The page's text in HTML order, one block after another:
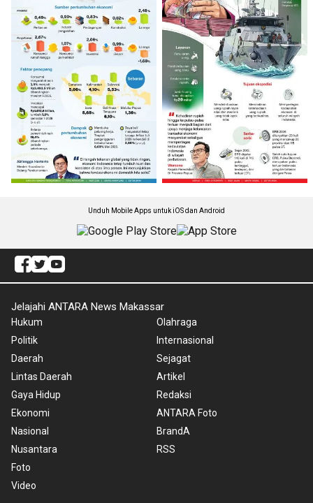
Unduh Mobile Apps untuk iOS dan Android
Jelajahi ANTARA News Makassar
Hukum
Politik
Daerah
Lintas Daerah
Gaya Hidup
Ekonomi
Nasional
Nusantara
Foto
Video
Olahraga
Internasional
Sejagat
Artikel
Redaksi
ANTARA Foto
BrandA
RSS